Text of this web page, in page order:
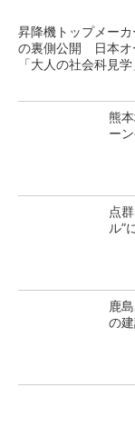
昇降機トップメー
の裏側公開 日本オ
「大人の社会科見
熊
ー
点
ル”
鹿
の